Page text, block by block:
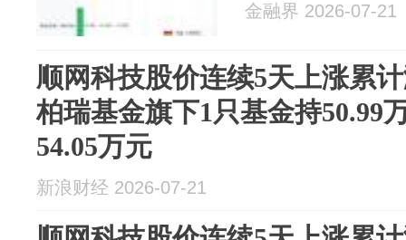
金融界 2026-07-21
顺网科技股价连续5天上涨累
柏瑞基金旗下1只基金持50.99
54.05万元
新浪财经 2026-07-21